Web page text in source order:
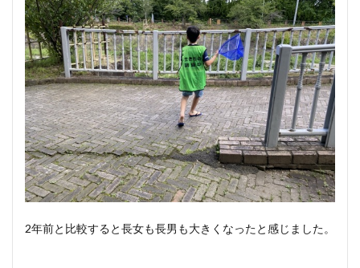
2年前と比較すると長女も長男も大きくなったと感じました。